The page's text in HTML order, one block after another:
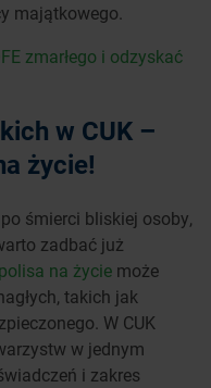
majątkowego.
zmarłego i odzyskać
w CUK –
życie!
śmierci bliskiej osoby,
zadbać już
polisa na życie może
takich jak
W CUK
w jednym
i zakres